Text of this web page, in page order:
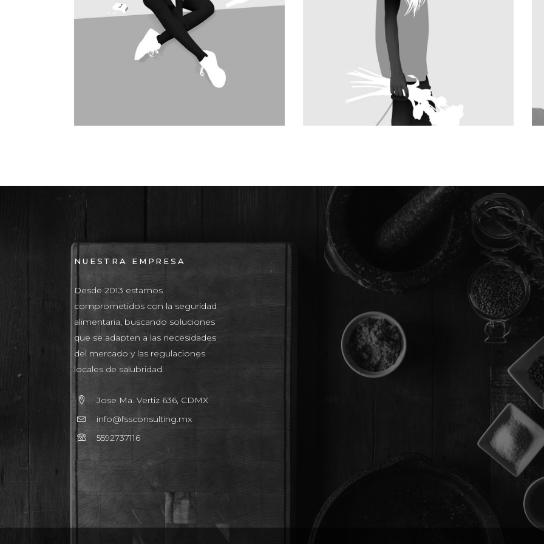
SPLIT SCREEN
NUESTRA EMPRESA
Desde 2013 estamos
comprometidos con la seguridad
alimentaria, buscando soluciones
que se adapten a las necesidades
del mercado y las regulaciones
locales de salubridad.
Jose Ma. Vertiz 636, CDMX
info@fssconsulting.mx
5592737116